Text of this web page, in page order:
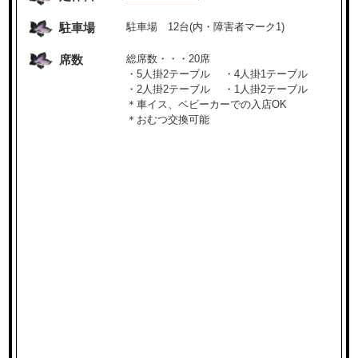
駐車場 駐車場 12台(内・障害者マーク1)
席数
総席数・・・20席
・5人掛2テーブル ・4人掛1テーブル
・2人掛2テーブル ・1人掛2テーブル
＊車イス、ベビーカーでの入店OK
＊おむつ交換可能